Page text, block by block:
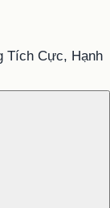
Tích Cực, Hạnh